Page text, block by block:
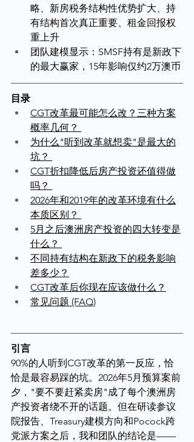
略、新房税务结构性优势扩大、持
有结构首次真正重要、租金回报权
重上升
团队建模显示：SMSF持有是新政下
的最大赢家，15年影响仅约2万澳币
目录
CGT改革最可能怎么改？三种方案
概率几何？
为什么"听到改革就想卖"是最大的
坑？
CGT折扣降低后房产投资还值得做
吗？
2026年和2019年的改革环境有什么
本质区别？
5月之后澳洲房产投资的四大转变是
什么？
不同持有结构在新政下的税务影响
差多少？
CGT改革后你现在应该做什么？
常见问题 (FAQ)
引言
90%的人听到CGT改革的第一反应，恰
恰是最容易踩的坑。2026年5月预算案前
夕，"要不要赶紧卖房"成了每个澳洲房
产投资者绕不开的话题。但在研读参议
院报告、Treasury建模方向和Pocock跨
党派方案之后，我和团队的结论是——